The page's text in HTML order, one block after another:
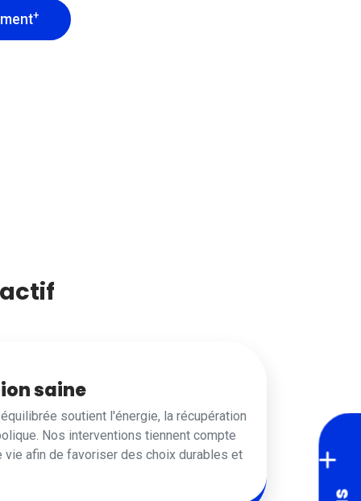
+
saine
soutient l'énergie, la récupération
Nos interventions tiennent compte
vie afin de favoriser des choix durables et